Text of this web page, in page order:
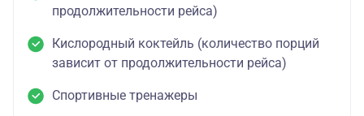
продолжительности рейса)
Кислородный коктейль (количество порций
зависит от продолжительности рейса)
Спортивные тренажеры